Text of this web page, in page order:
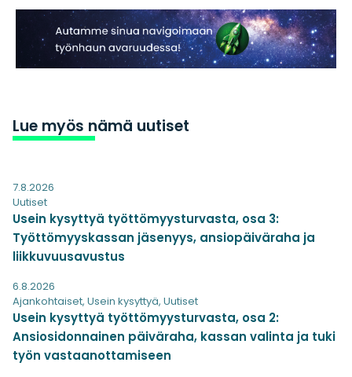
Lue myös nämä uutiset
7.8.2026
Uutiset
Usein kysyttyä työttömyysturvasta, osa 3:
Työttömyyskassan jäsenyys, ansiopäiväraha ja
liikkuvuusavustus
6.8.2026
Ajankohtaiset, Usein kysyttyä, Uutiset
Usein kysyttyä työttömyysturvasta, osa 2:
Ansiosidonnainen päiväraha, kassan valinta ja tuki
työn vastaanottamiseen